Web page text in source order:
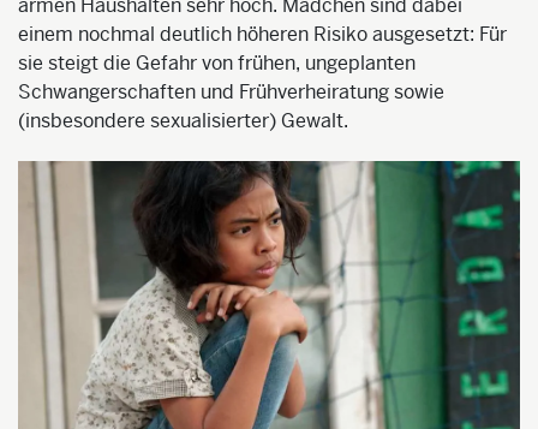
armen Haushalten sehr hoch. Mädchen sind dabei
einem nochmal deutlich höheren Risiko ausgesetzt: Für
sie steigt die Gefahr von frühen, ungeplanten
Schwangerschaften und Frühverheiratung sowie
(insbesondere sexualisierter) Gewalt.